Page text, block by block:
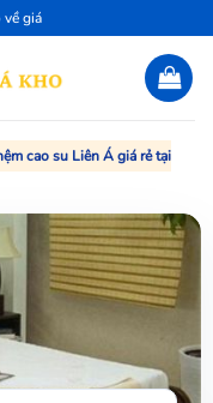
giá
cao su Liên Á giá rẻ tại